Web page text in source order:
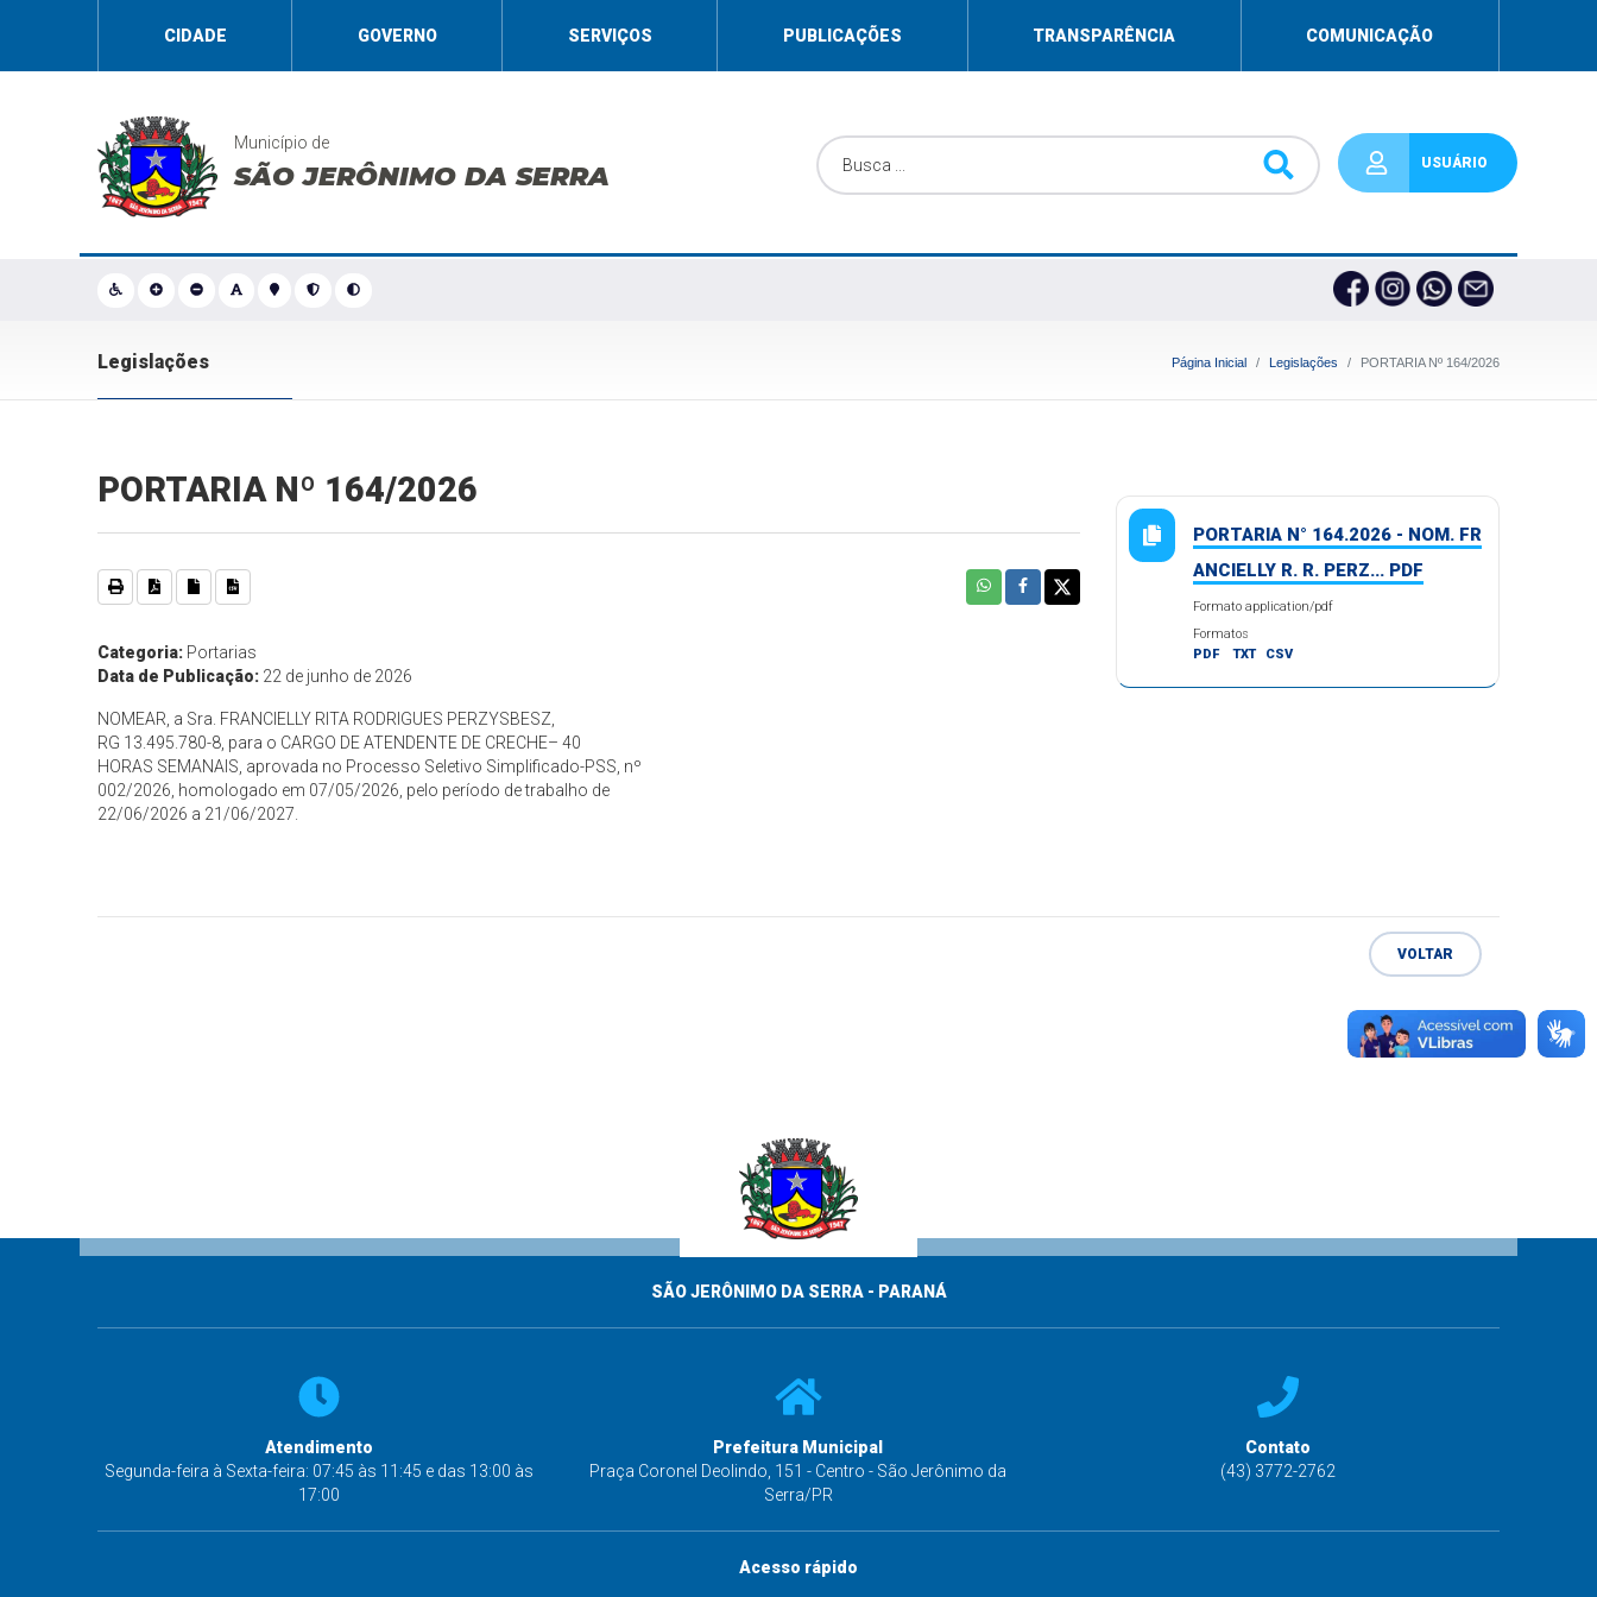
CIDADE GOVERNO SERVIÇOS PUBLICAÇÕES TRANSPARÊNCIA COMUNICAÇÃO
Município de
SÃO JERÔNIMO DA SERRA USUÁRIO
Legislações Página Inicial Legislações PORTARIA Nº 164/2026
PORTARIA Nº 164/2026
Categoria: Portarias
Data de Publicação: 22 de junho de 2026
NOMEAR, a Sra. FRANCIELLY RITA RODRIGUES PERZYSBESZ,
RG 13.495.780-8, para o CARGO DE ATENDENTE DE CRECHE– 40
HORAS SEMANAIS, aprovada no Processo Seletivo Simplificado-PSS, nº
002/2026, homologado em 07/05/2026, pelo período de trabalho de
22/06/2026 a 21/06/2027.
PORTARIA N° 164.2026 - NOM. FR
ANCIELLY R. R. PERZ... PDF
Formato application/pdf
Formatos
PDF
TXT CSV
VOLTAR
SÃO JERÔNIMO DA SERRA - PARANÁ
Atendimento
Segunda-feira à Sexta-feira: 07:45 às 11:45 e das 13:00 às
17:00
Prefeitura Municipal
Praça Coronel Deolindo, 151 - Centro - São Jerônimo da
Serra/PR
Contato
(43) 3772-2762
Acesso rápido